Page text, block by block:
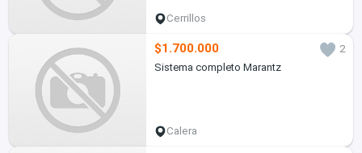
Cerrillos
$1.700.000
2
Sistema completo Marantz
Calera